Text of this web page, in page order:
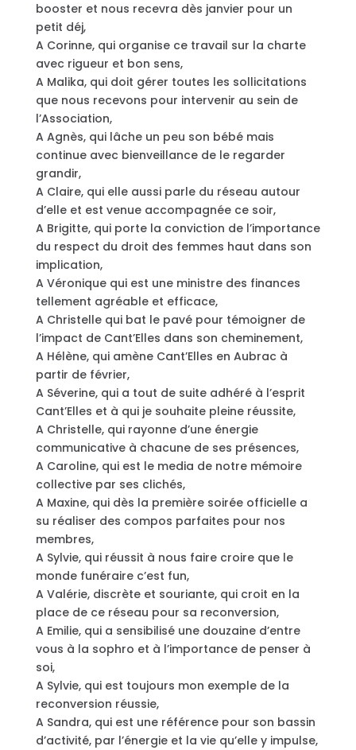
booster et nous recevra dès janvier pour un
petit déj,
A Corinne, qui organise ce travail sur la charte
avec rigueur et bon sens,
A Malika, qui doit gérer toutes les sollicitations
que nous recevons pour intervenir au sein de
l’Association,
A Agnès, qui lâche un peu son bébé mais
continue avec bienveillance de le regarder
grandir,
A Claire, qui elle aussi parle du réseau autour
d’elle et est venue accompagnée ce soir,
A Brigitte, qui porte la conviction de l’importance
du respect du droit des femmes haut dans son
implication,
A Véronique qui est une ministre des finances
tellement agréable et efficace,
A Christelle qui bat le pavé pour témoigner de
l’impact de Cant’Elles dans son cheminement,
A Hélène, qui amène Cant’Elles en Aubrac à
partir de février,
A Séverine, qui a tout de suite adhéré à l’esprit
Cant’Elles et à qui je souhaite pleine réussite,
A Christelle, qui rayonne d’une énergie
communicative à chacune de ses présences,
A Caroline, qui est le media de notre mémoire
collective par ses clichés,
A Maxine, qui dès la première soirée officielle a
su réaliser des compos parfaites pour nos
membres,
A Sylvie, qui réussit à nous faire croire que le
monde funéraire c’est fun,
A Valérie, discrète et souriante, qui croit en la
place de ce réseau pour sa reconversion,
A Emilie, qui a sensibilisé une douzaine d’entre
vous à la sophro et à l’importance de penser à
soi,
A Sylvie, qui est toujours mon exemple de la
reconversion réussie,
A Sandra, qui est une référence pour son bassin
d’activité, par l’énergie et la vie qu’elle y impulse,